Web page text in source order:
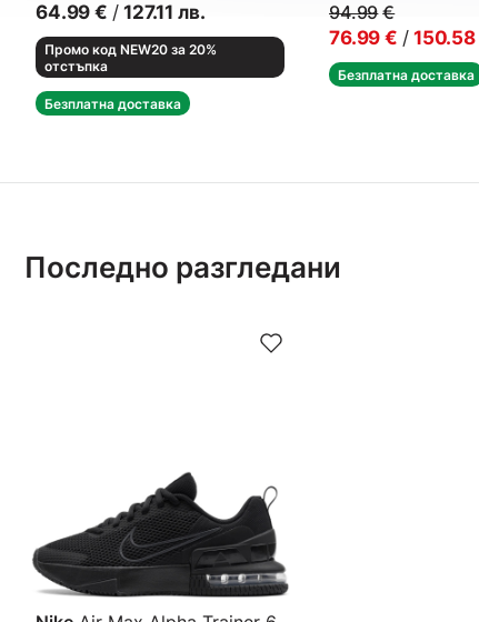
64.99 € / 127.11 лв.
Промо код NEW20 за 20%
отстъпка
Безплатна доставка
94.99 €
76.99 € / 150.58
Безплатна доставка
Последно разгледани